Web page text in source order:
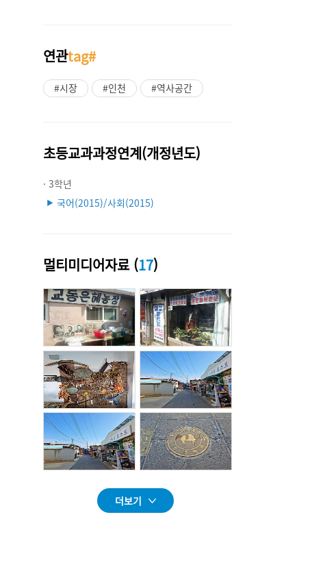
연관tag#
#시장 #인천 #역사공간
초등교과과정연계(개정년도)
· 3학년
▶ 국어(2015)/사회(2015)
멀티미디어자료 (17)
더보기